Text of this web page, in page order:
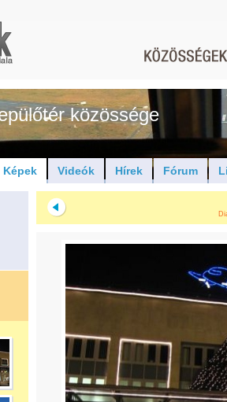
közössége
Képek Videók Hírek Fórum